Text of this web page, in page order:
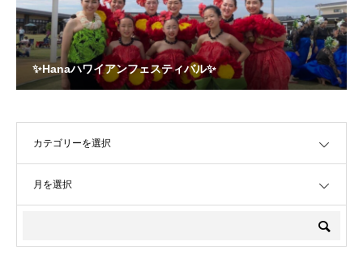
✨Hanaハワイアンフェスティバル✨